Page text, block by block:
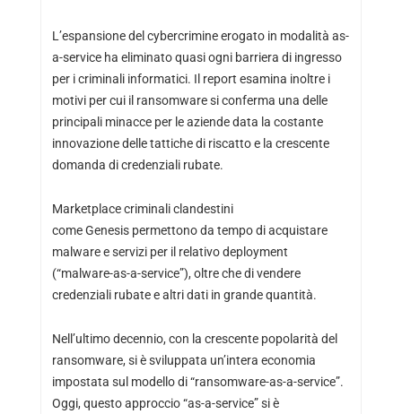
L’espansione del cybercrimine erogato in modalità as-
a-service ha eliminato quasi ogni barriera di ingresso
per i criminali informatici. Il report esamina inoltre i
motivi per cui il ransomware si conferma una delle
principali minacce per le aziende data la costante
innovazione delle tattiche di riscatto e la crescente
domanda di credenziali rubate.
Marketplace criminali clandestini
come Genesis permettono da tempo di acquistare
malware e servizi per il relativo deployment
(“malware-as-a-service”), oltre che di vendere
credenziali rubate e altri dati in grande quantità.
Nell’ultimo decennio, con la crescente popolarità del
ransomware, si è sviluppata un’intera economia
impostata sul modello di “ransomware-as-a-service”.
Oggi, questo approccio “as-a-service” si è